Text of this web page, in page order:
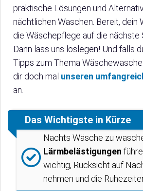
praktische Lösungen und
nächtlichen Waschen. Bereit, dein
die Wäschepflege auf die nächste
Dann lass uns loslegen! Und falls
Tipps zum Thema
dir doch mal unseren
an.
Das Wichtigste in Kürze
Nachts Wäsche zu
Lärmbelästigungen
wichtig, Rücksicht auf
nehmen und die